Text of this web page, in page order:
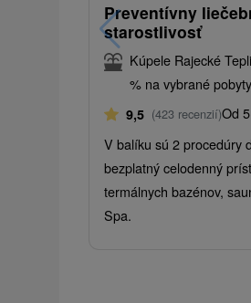
Preventívny
starostlivosť
Kúpele Rajecké
% na vybrané
9,5 (423 recenzií)Od
V balíku sú 2 procedúry
bezplatný celodenný
termálnych bazénov,
Spa.